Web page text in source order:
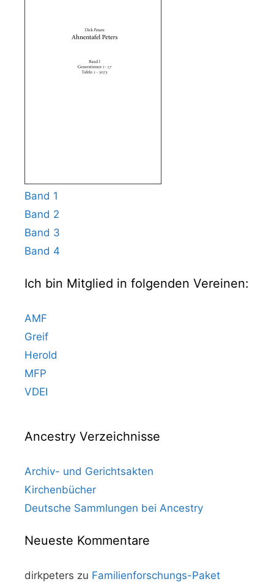
Band 1
Band 2
Band 3
Band 4
Ich bin Mitglied in folgenden Vereinen:
AMF
Greif
Herold
MFP
VDEI
Ancestry Verzeichnisse
Archiv- und Gerichtsakten
Kirchenbücher
Deutsche Sammlungen bei Ancestry
Neueste Kommentare
dirkpeters zu Familienforschungs-Paket